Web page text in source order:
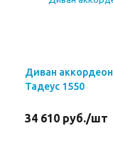
Диван аккордеон
Тадеус 1550
34 610 руб./шт